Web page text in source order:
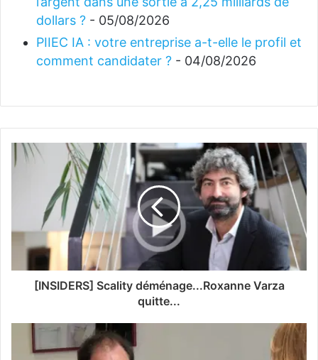
dollars ? - 05/08/2026
PIIEC IA : votre entreprise a-t-elle le profil et
comment candidater ? - 04/08/2026
[INSIDERS] Scality déménage...Roxanne Varza
quitte...